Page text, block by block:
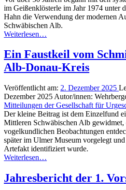
im Geißenklösterle im Jahr 1974 unter
Hahn die Verwendung der modernen
Schwäbischen Alb.
Weiterlesen…
Ein Faustkeil vom
Alb-Donau-Kreis
Veröffentlicht am: 2. Dezember 2025
Dezember 2025 Autor/innen:
Mitteilungen der Gesellschaft für
Der kleine Beitrag ist dem Einzelfund
Mittleren Schwäbischen Alb gewidmet,
vogelkundlichen Beobachtungen
später im Ulmer Museum vorgelegt
Artefakt identifiziert wurde.
Weiterlesen…
Jahresbericht der 1.